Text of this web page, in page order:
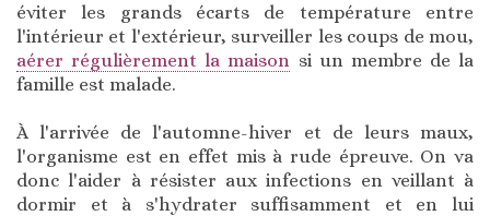
éviter les grands écarts de température entre
l'intérieur et l'extérieur, surveiller les coups de mou,
aérer régulièrement la maison si un membre de la
famille est malade.
À l'arrivée de l'automne-hiver et de leurs maux,
l'organisme est en effet mis à rude épreuve. On va
donc l'aider à résister aux infections en veillant à
dormir et à s'hydrater suffisamment et en lui